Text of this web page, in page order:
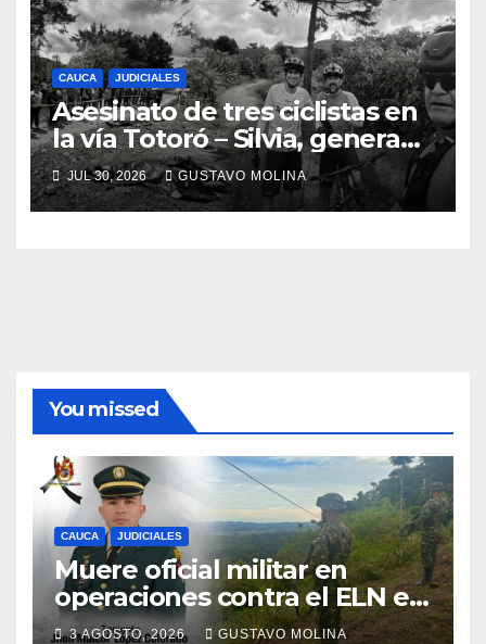
CAUCA JUDICIALES
Asesinato de tres ciclistas en
la vía Totoró – Silvia, genera
consternación en el Cauca
JUL 30, 2026 GUSTAVO MOLINA
You missed
CAUCA JUDICIALES
Muere oficial militar en
operaciones contra el ELN en
el sur del Cauca
3 AGOSTO, 2026 GUSTAVO MOLINA